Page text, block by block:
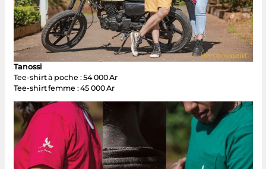
Tanossi
Tee-shirt à poche : 54 000 Ar
Tee-shirt femme : 45 000 Ar